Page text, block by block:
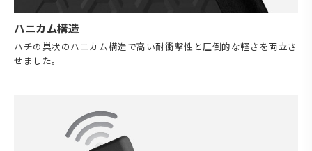
ハニカム構造
ハチの巣状のハニカム構造で高い耐衝撃性と圧倒的な軽さを両立さ
せました。